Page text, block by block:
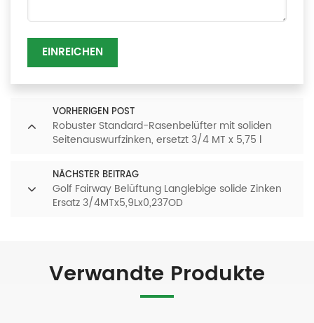
EINREICHEN
VORHERIGEN POST
Robuster Standard-Rasenbelüfter mit soliden
Seitenauswurfzinken, ersetzt 3/4 MT x 5,75 l
NÄCHSTER BEITRAG
Golf Fairway Belüftung Langlebige solide Zinken
Ersatz 3/4MTx5,9Lx0,237OD
Verwandte Produkte